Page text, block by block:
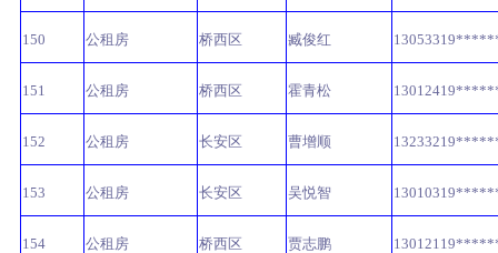
150 公租房 桥西区 臧俊红
151 公租房 桥西区 霍青松
152 公租房 长安区 曹增顺
153 公租房 长安区 吴悦智
154 公租房 桥西区 贾志鹏